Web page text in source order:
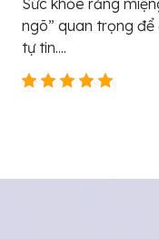
ngõ” quan trọng
tự tin....